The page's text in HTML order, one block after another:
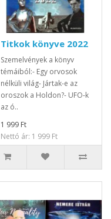
Titkok könyve 2022
Szemelvények a könyv
témáiból:- Egy orvosok
nélküli világ- Jártak-e az
oroszok a Holdon?- UFO-k
az ó..
1 999 Ft
Nettó ár: 1 999 Ft